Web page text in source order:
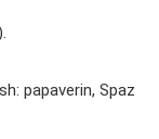
papaverin, Spaz